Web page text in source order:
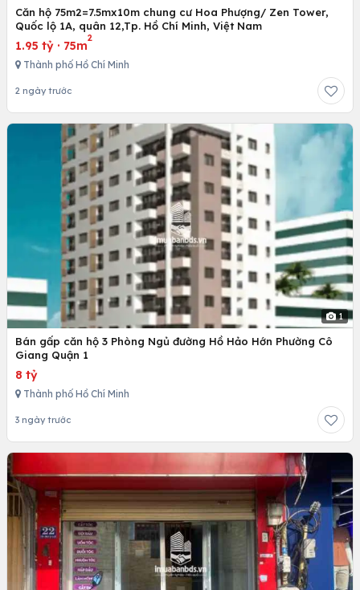
Căn hộ 75m2=7.5mx10m chung cư Hoa Phượng/ Zen Tower,
Quốc lộ 1A, quân 12,Tp. Hồ Chí Minh, Việt Nam
1.95 tỷ · 75m
2
Thành phố Hồ Chí Minh
2 ngày trước
1
Bán gấp căn hộ 3 Phòng Ngủ đường Hồ Hảo Hớn Phường Cô
Giang Quận 1
8 tỷ
Thành phố Hồ Chí Minh
3 ngày trước